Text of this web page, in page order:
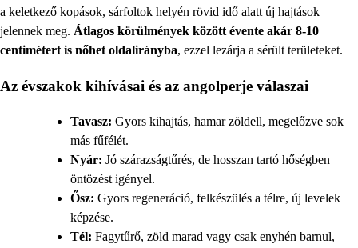
a keletkező kopások, sárfoltok helyén rövid idő alatt új hajtások
jelennek meg. Átlagos körülmények között évente akár 8-10
centimétert is nőhet oldalirányba, ezzel lezárja a sérült területeket.
Az évszakok kihívásai és az angolperje válaszai
Tavasz: Gyors kihajtás, hamar zöldell, megelőzve sok
más fűfélét.
Nyár: Jó szárazságtűrés, de hosszan tartó hőségben
öntözést igényel.
Ősz: Gyors regeneráció, felkészülés a télre, új levelek
képzése.
Tél: Fagytűrő, zöld marad vagy csak enyhén barnul,